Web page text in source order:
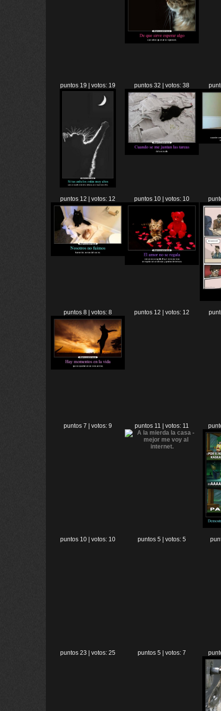
puntos 19 | votos: 19 puntos 32 | votos: 38
puntos 12 | votos: 12 puntos 10 | votos: 10
puntos 8 | votos: 8 puntos 12 | votos: 12
puntos 7 | votos: 9 puntos 11 | votos: 11
puntos 10 | votos: 10 puntos 5 | votos: 5
puntos 23 | votos: 25 puntos 5 | votos: 7